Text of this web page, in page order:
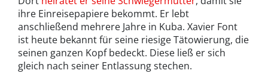
ihre Einreisepapiere bekommt. Er lebt
anschließend mehrere Jahre in Kuba. Xavier Font
ist heute bekannt für seine riesige Tätowierung, die
seinen ganzen Kopf bedeckt. Diese ließ er sich
gleich nach seiner Entlassung stechen.